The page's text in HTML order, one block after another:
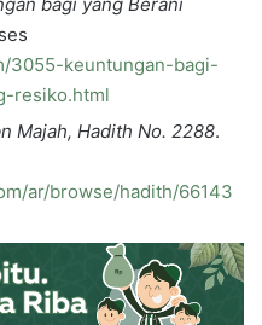
3055-keuntungan-bagi-
resiko.html
Majah, Hadith No. 2288.
ar/browse/hadith/66143